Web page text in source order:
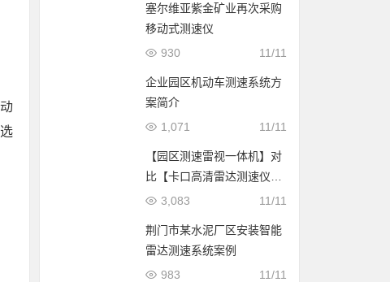
塞尔维亚紫金矿业再次采购
移动式测速仪
11/11
930
企业园区机动车测速系统方
案简介
11/11
1,071
【园区测速雷视一体机】对
比【卡口高清雷达测速仪】
该如何选择？
11/11
3,083
荆门市某水泥厂区安装智能
雷达测速系统案例
11/11
983